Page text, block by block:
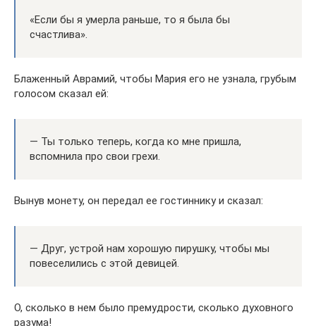
«Если бы я умерла раньше, то я была бы
счастлива».
Блаженный Аврамий, чтобы Мария его не узнала, грубым
голосом сказал ей:
— Ты только теперь, когда ко мне пришла,
вспомнила про свои грехи.
Вынув монету, он передал ее гостиннику и сказал:
— Друг, устрой нам хорошую пирушку, чтобы мы
повеселились с этой девицей.
О, сколько в нем было премудрости, сколько духовного
разума!